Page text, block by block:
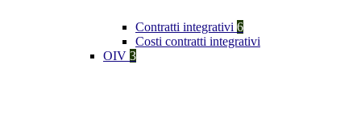
Contratti integrativi 6
Costi contratti integrativi
OIV 3